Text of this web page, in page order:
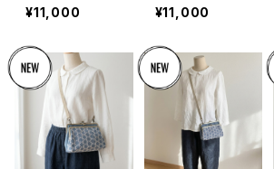
¥11,000
ルー×ドット＆ス
トライプ)
¥11,000